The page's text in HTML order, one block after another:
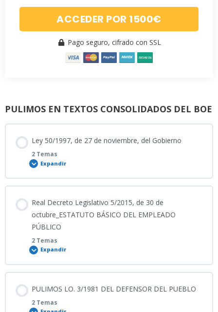
ACCEDER POR 1500€
Pago seguro, cifrado con SSL
PULIMOS EN TEXTOS CONSOLIDADOS DEL BOE
Ley 50/1997, de 27 de noviembre, del Gobierno
2 Temas
Expandir
0% COMPLETADO 0/2 Pasos
05_08_2026_PULIMOS LEY 50/1997 DEL GOBIERNO
Real Decreto Legislativo 5/2015, de 30 de
octubre_ESTATUTO BÁSICO DEL EMPLEADO
PÚBLICO
2 Temas
Expandir
PULIMOS LO. 3/1981 DEL DEFENSOR DEL PUEBLO
2 Temas